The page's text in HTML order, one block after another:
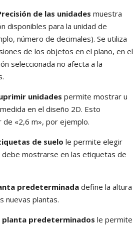
de las unidades muestra
disponibles para la unidad de
número de decimales). Se utiliza
de los objetos en el plano, en el
seleccionada no afecta a la
unidades permite mostrar u
en el diseño 2D. Esto
«2,6 m», por ejemplo.
de suelo le permite elegir
mostrarse en las etiquetas de
predeterminada define la altura
nuevas plantas.
planta predeterminados le permite